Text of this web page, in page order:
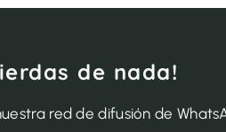
de nada!
red de difusión de